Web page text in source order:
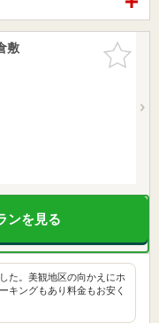
お気に入
りに追加
敷
ンを見る
た。美観地区の向かえにホ
キングもあり料金もお安く